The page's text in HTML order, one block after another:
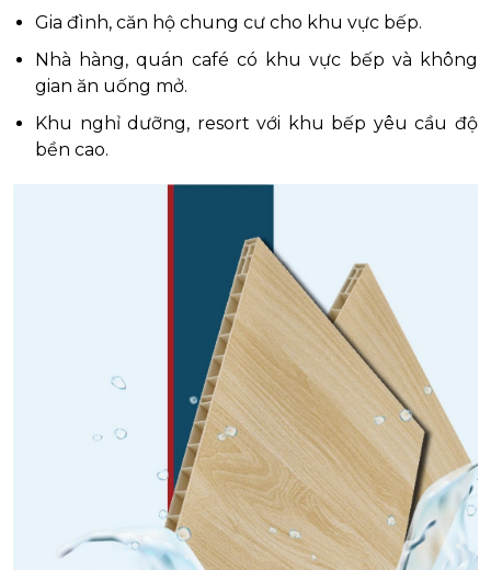
Gia đình, căn hộ chung cư cho khu vực bếp.
Nhà hàng, quán café có khu vực bếp và không
gian ăn uống mở.
Khu nghỉ dưỡng, resort với khu bếp yêu cầu độ
bền cao.